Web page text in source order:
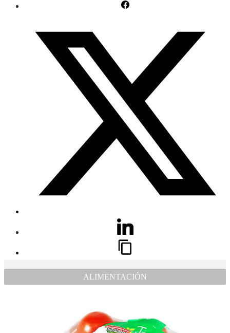
ALIMENTACIÓN